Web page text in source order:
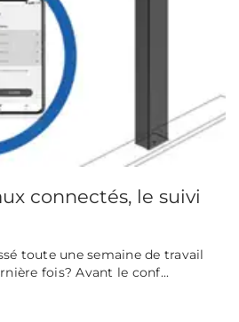
connectés, le suivi
toute une semaine de travail
fois? Avant le conf...